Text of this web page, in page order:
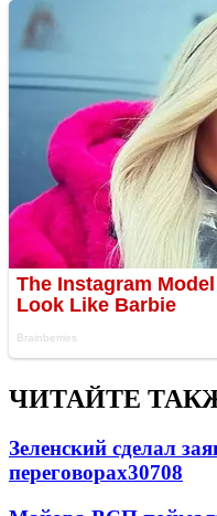
ЧИТАЙТЕ
Зеленский сделал
переговорах30708